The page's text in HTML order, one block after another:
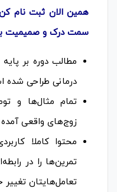
همین الان ثبت نام
سمت درک و صمیمیت
مطالب دوره بر
درمانی طراحی شده
تمام مثال‌ها و
زوج‌های واقعی
محتوا کاملا
تمرین‌ها را در
تعامل‌هایتان تغییر